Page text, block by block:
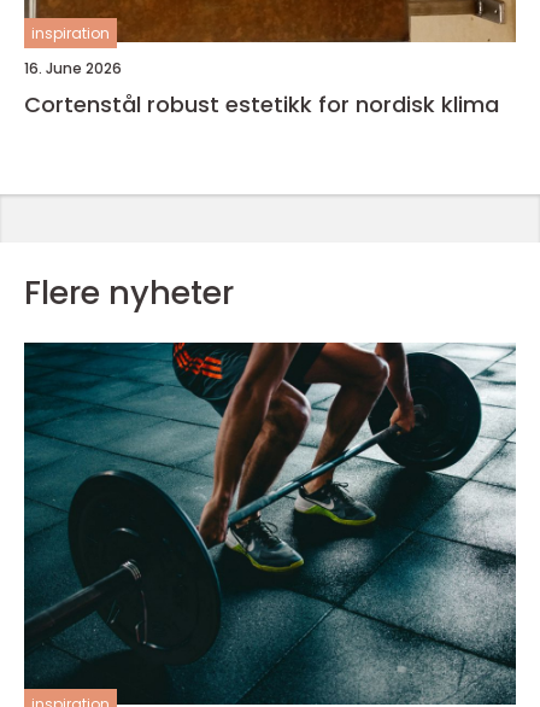
inspiration
16. June 2026
Cortenstål robust estetikk for nordisk klima
Flere nyheter